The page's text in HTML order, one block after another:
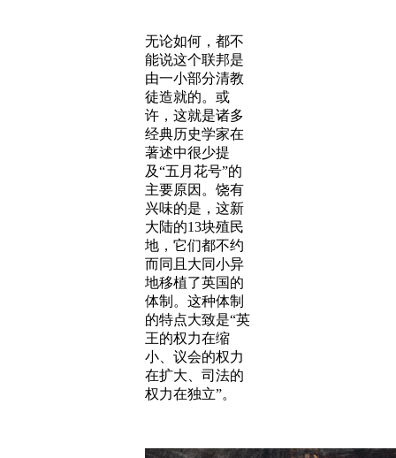
无论如何，都不
能说这个联邦是
由一小部分清教
徒造就的。或
许，这就是诸多
经典历史学家在
著述中很少提
及“五月花号”的
主要原因。饶有
兴味的是，这新
大陆的13块殖民
地，它们都不约
而同且大同小异
地移植了英国的
体制。这种体制
的特点大致是“英
王的权力在缩
小、议会的权力
在扩大、司法的
权力在独立”。